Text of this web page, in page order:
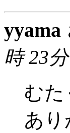
yyama
時 23
む
あ